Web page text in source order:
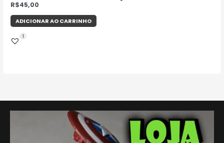
Avaliação
5.00
de 5
R$45,00
ADICIONAR AO CARRINHO
1